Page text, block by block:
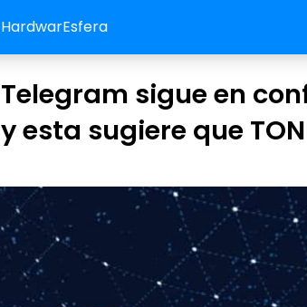
HardwarEsfera
Telegram sigue en
y esta sugiere que